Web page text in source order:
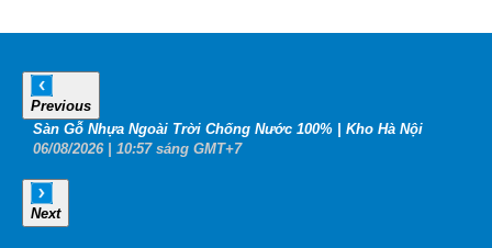
Previous
Sàn Gỗ Nhựa Ngoài Trời Chống Nước 100% | Kho Hà Nội
06/08/2026| 10:57 sáng GMT+7
Next